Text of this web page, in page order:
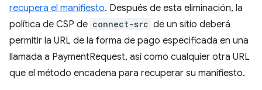
recupera el manifiesto. Después de esta eliminación, la
política de CSP de connect-src de un sitio deberá
permitir la URL de la forma de pago especificada en una
llamada a PaymentRequest, así como cualquier otra URL
que el método encadena para recuperar su manifiesto.